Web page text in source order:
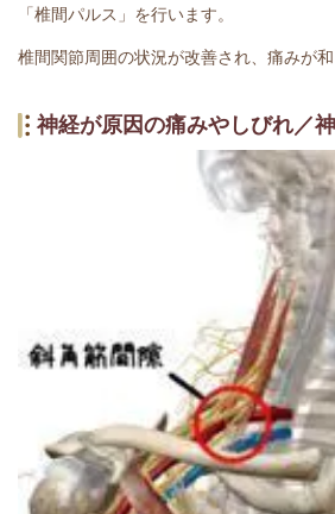
「椎間パルス」を行います。
椎間関節周囲の状況が改善され、痛みが和
神経が原因の痛みやしびれ／